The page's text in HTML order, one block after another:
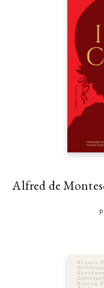
Alfred de